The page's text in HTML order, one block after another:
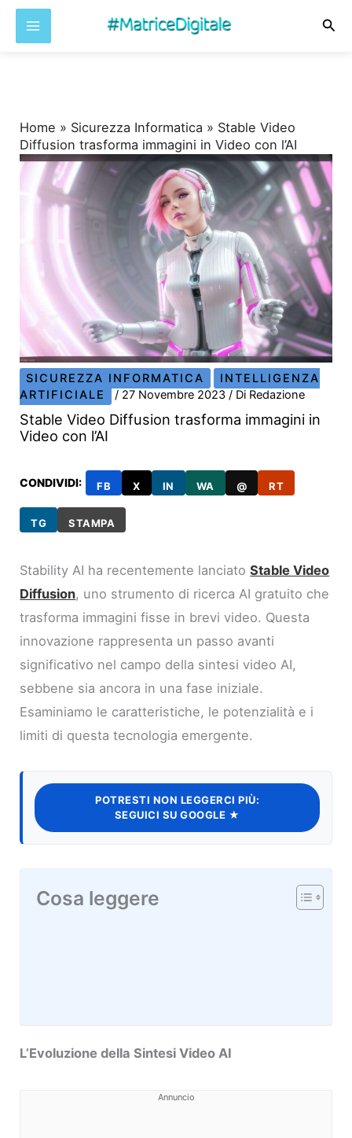
Home » Sicurezza Informatica » Stable Video
Diffusion trasforma immagini in Video con l’AI
SICUREZZA INFORMATICA
INTELLIGENZA
ARTIFICIALE
/ 27 Novembre 2023/ Di Redazione
Stable Video Diffusion trasforma immagini in
Video con l’AI
CONDIVIDI: FB X IN WA @ RT
TG STAMPA
Stability AI ha recentemente lanciatoStable Video
Diffusion, uno strumento di ricerca AI gratuito che
trasforma immagini fisse in brevi video. Questa
innovazione rappresenta un passo avanti
significativo nel campo della sintesi video AI,
sebbene sia ancora in una fase iniziale.
Esaminiamo le caratteristiche, le potenzialità e i
limiti di questa tecnologia emergente.
POTRESTI NON LEGGERCI PIÙ:
SEGUICI SU GOOGLE ★
Cosa leggere
L’Evoluzione della Sintesi Video AI
Annuncio